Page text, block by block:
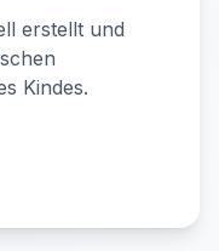
erstellt und
Kindes.